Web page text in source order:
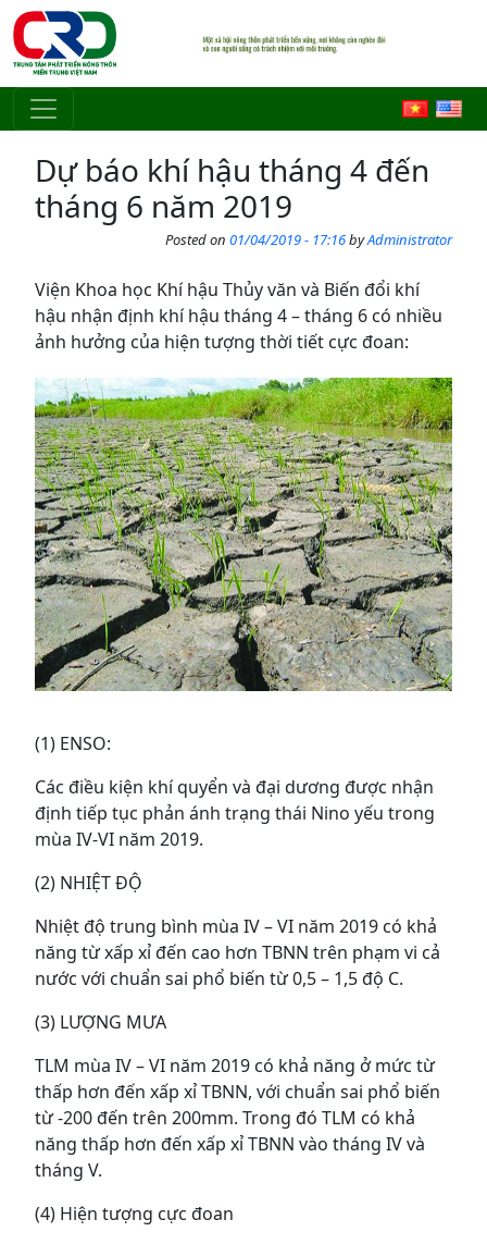
Skip to main content
Dự báo khí hậu tháng 4 đến
tháng 6 năm 2019
Posted on 01/04/2019 - 17:16byAdministrator
Viện Khoa học Khí hậu Thủy văn và Biến đổi khí
hậu nhận định khí hậu tháng 4 – tháng 6 có nhiều
ảnh hưởng của hiện tượng thời tiết cực đoan:
(1) ENSO:
Các điều kiện khí quyển và đại dương được nhận
định tiếp tục phản ánh trạng thái Nino yếu trong
mùa IV-VI năm 2019.
(2) NHIỆT ĐỘ
Nhiệt độ trung bình mùa IV – VI năm 2019 có khả
năng từ xấp xỉ đến cao hơn TBNN trên phạm vi cả
nước với chuẩn sai phổ biến từ 0,5 – 1,5 độ C.
(3) LƯỢNG MƯA
TLM mùa IV – VI năm 2019 có khả năng ở mức từ
thấp hơn đến xấp xỉ TBNN, với chuẩn sai phổ biến
từ -200 đến trên 200mm. Trong đó TLM có khả
năng thấp hơn đến xấp xỉ TBNN vào tháng IV và
tháng V.
(4) Hiện tượng cực đoan